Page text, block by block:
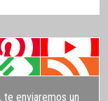
enviaremos un